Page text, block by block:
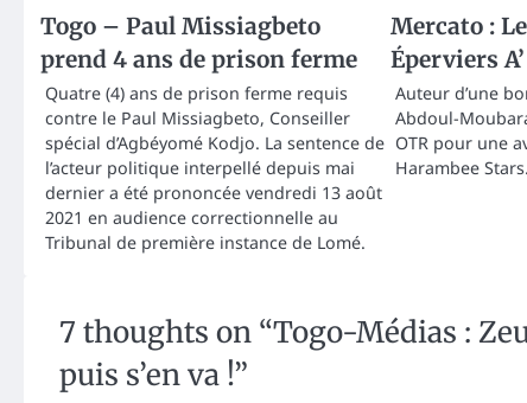
Togo – Paul Missiagbeto
prend 4 ans de prison ferme
Quatre (4) ans de prison ferme requis
contre le Paul Missiagbeto, Conseiller
spécial d’Agbéyomé Kodjo. La sentence de
l’acteur politique interpellé depuis mai
dernier a été prononcée vendredi 13 août
2021 en audience correctionnelle au
Tribunal de première instance de Lomé.
Mercato :
Éperviers
Auteur d’une
Abdoul-
OTR pour une
Harambee Stars.
7 thoughts on “Togo-Médias :
puis s’en va !”